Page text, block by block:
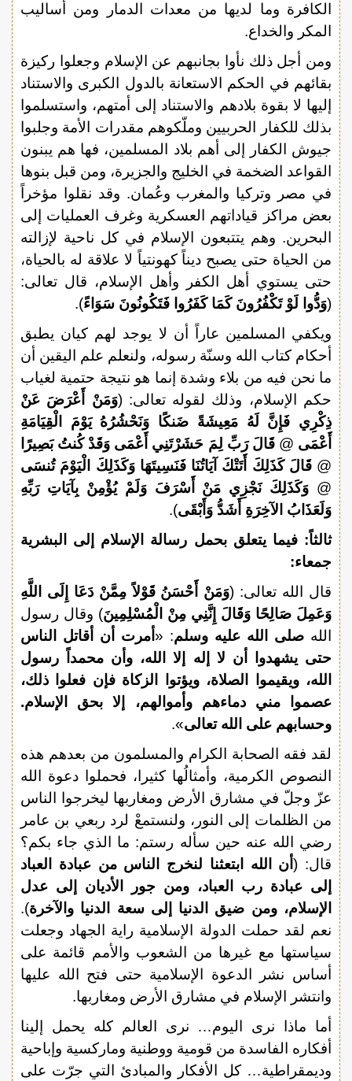
الكافرة وما لديها من معدات الدمار ومن أساليب
المكر والخداع.
ومن أجل ذلك نأوا بجانبهم عن الإسلام وجعلوا ركيزة
بقائهم في الحكم الاستعانة بالدول الكبرى والاستناد
إليها لا بقوة بلادهم والاستناد إلى أمتهم، واستسلموا
بذلك للكفار الحربيين وملّكوهم مقدرات الأمة وجلبوا
جيوش الكفار إلى أهم بلاد المسلمين، فها هم يبنون
القواعد الضخمة في الخليج والجزيرة، ومن قبل بنوها
في مصر وتركيا والمغرب وعُمان. وقد نقلوا مؤخراً
بعض مراكز قياداتهم العسكرية وغرف العمليات إلى
البحرين. وهم يتتبعون الإسلام في كل ناحية لإزالته
من الحياة حتى يصبح ديناً كهونتياً لا علاقة له بالحياة،
حتى يستوي أهل الكفر وأهل الإسلام، قال تعالى:
(وَدُّوا لَوْ تَكْفُرُونَ كَمَا كَفَرُوا فَتَكُونُونَ سَوَاءً).
ويكفي المسلمين عاراً أن لا يوجد لهم كيان يطبق
أحكام كتاب الله وسنّة رسوله، ولنعلم علم اليقين أن
ما نحن فيه من بلاء وشدة إنما هو نتيجة حتمية لغياب
حكم الإسلام، وذلك لقوله تعالى: (وَمَنْ أَعْرَضَ عَنْ
ذِكْرِي فَإِنَّ لَهُ مَعِيشَةً ضَنكًا وَنَحْشُرُهُ يَوْمَ الْقِيَامَةِ
أَعْمَى @قَالَ رَبِّ لِمَ حَشَرْتَنِي أَعْمَى وَقَدْ كُنتُ بَصِيرًا
@قَالَ كَذَلِكَ أَتَتْكَ آيَاتُنَا فَنَسِيتَهَا وَكَذَلِكَ الْيَوْمَ تُنسَى
@ وَكَذَلِكَ نَجْزِي مَنْ أَسْرَفَ وَلَمْ يُؤْمِنْ بِآيَاتِ رَبِّهِ
وَلَعَذَابُ الآخِرَةِ أَشَدُّ وَأَبْقَى).
ثالثاً: فيما يتعلق بحمل رسالة الإسلام إلى البشرية
جمعاء:
قال الله تعالى: (وَمَنْ أَحْسَنُ قَوْلاً مِمَّنْ دَعَا إِلَى اللَّهِ
وَعَمِلَ صَالِحًا وَقَالَ إِنَّنِي مِنْ الْمُسْلِمِينَ) وقال رسول
الله صلى الله عليه وسلم: « أمرت أن أقاتل الناس
حتى يشهدوا أن لا إله إلا الله، وأن محمداً رسول
الله، ويقيموا الصلاة، ويؤتوا الزكاة فإن فعلوا ذلك،
عصموا مني دماءهم وأموالهم، إلا بحق الإسلام.
وحسابهم على الله تعالى».
لقد فقه الصحابة الكرام والمسلمون من بعدهم هذه
النصوص الكرمية، وأمثالُها كثيرا، فحملوا دعوة الله
عزّ وجلّ في مشارق الأرض ومغاربها ليخرجوا الناس
من الظلمات إلى النور، ولنستمعْ لرد ربعي بن عامر
رضي الله عنه حين سأله رستم: ما الذي جاء بكم؟
قال: (أن الله ابتعثنا لنخرج الناس من عبادة العباد
إلى عبادة رب العباد، ومن جور الأديان إلى عدل
الإسلام، ومن ضيق الدنيا إلى سعة الدنيا والآخرة).
نعم لقد حملت الدولة الإسلامية راية الجهاد وجعلت
سياستها مع غيرها من الشعوب والأمم قائمة على
أساس نشر الدعوة الإسلامية حتى فتح الله عليها
وانتشر الإسلام في مشارق الأرض ومغاربها.
أما ماذا نرى اليوم… نرى العالم كله يحمل إلينا
أفكاره الفاسدة من قومية ووطنية وماركسية وإباحية
وديمقراطية… كل الأفكار والمبادئ التي جرّت على